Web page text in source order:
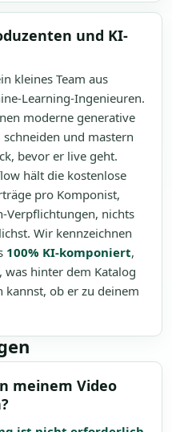
und KI-
kleines Team aus
Learning-Ingenieuren.
moderne generative
und mastern
bevor er live geht.
hält die kostenlose
pro Komponist,
Verpflichtungen, nichts
Wir kennzeichnen
100% KI-komponiert,
hinter dem Katalog
kannst, ob er zu deinem
meinem Video